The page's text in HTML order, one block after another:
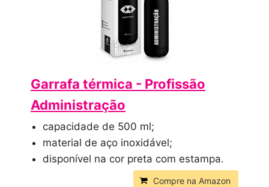
Garrafa térmica - Profissão
Administração
capacidade de 500 ml;
material de aço inoxidável;
disponível na cor preta com estampa.
Compre na Amazon